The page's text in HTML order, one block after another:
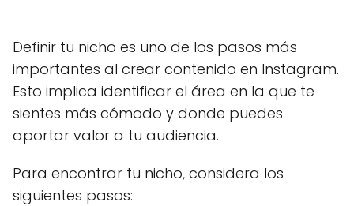
Definir tu nicho es uno de los pasos más
importantes al crear contenido en Instagram.
Esto implica identificar el área en la que te
sientes más cómodo y donde puedes
aportar valor a tu audiencia.
Para encontrar tu nicho, considera los
siguientes pasos: